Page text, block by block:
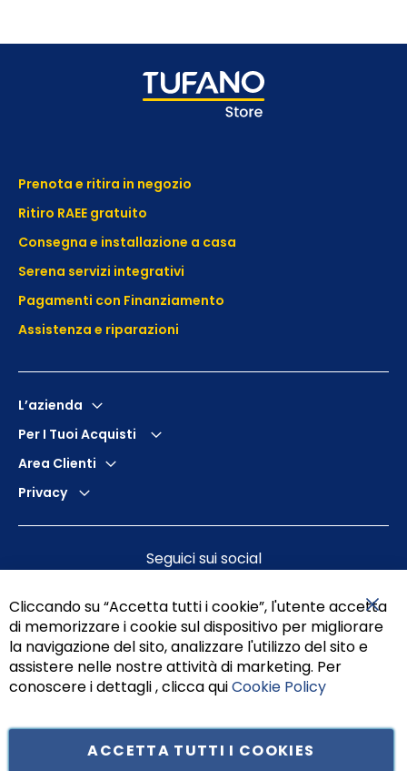
Prenota e ritira in negozio
Ritiro RAEE gratuito
Consegna e installazione a casa
Serena servizi integrativi
Pagamenti con Finanziamento
Assistenza e riparazioni
L’azienda
Per I Tuoi Acquisti
Area Clienti
Privacy
Seguici sui social
Cliccando su “Accetta tutti i cookie”, l'utente accetta
di memorizzare i cookie sul dispositivo per migliorare
la navigazione del sito, analizzare l'utilizzo del sito e
assistere nelle nostre attività di marketing. Per
conoscere i dettagli , clicca quiCookie Policy
ACCETTA TUTTI I COOKIES